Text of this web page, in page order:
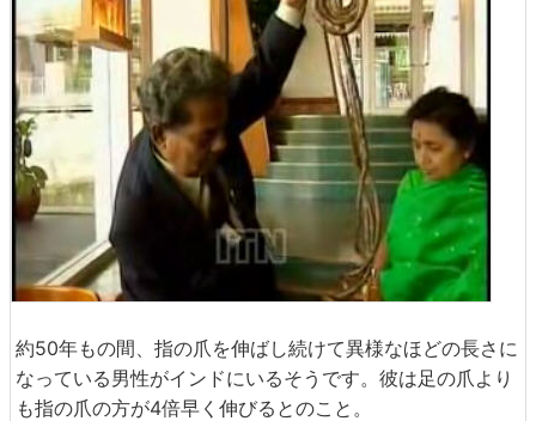
約50年もの間、指の爪を伸ばし続けて異様なほどの長さに
なっている男性がインドにいるそうです。彼は足の爪より
も指の爪の方が4倍早く伸びるとのこと。